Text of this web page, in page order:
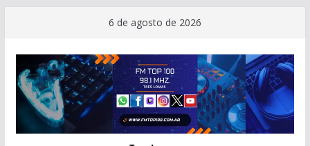
contenido
6 de agosto de 2026